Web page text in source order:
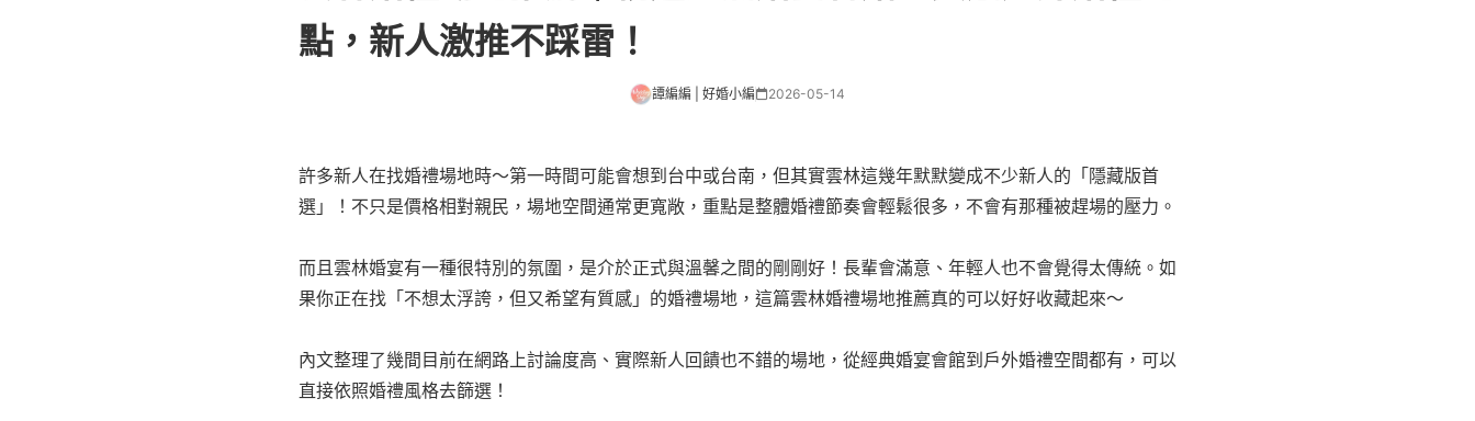
點，新人激推不踩雷！
譚編編 | 好婚小編 2026-05-14
許多新人在找婚禮場地時～第一時間可能會想到台中或台南，但其實雲林這幾年默默變成不少新人的「隱藏版首
選」！不只是價格相對親民，場地空間通常更寬敞，重點是整體婚禮節奏會輕鬆很多，不會有那種被趕場的壓力。
而且雲林婚宴有一種很特別的氛圍，是介於正式與溫馨之間的剛剛好！長輩會滿意、年輕人也不會覺得太傳統。如
果你正在找「不想太浮誇，但又希望有質感」的婚禮場地，這篇雲林婚禮場地推薦真的可以好好收藏起來～
內文整理了幾間目前在網路上討論度高、實際新人回饋也不錯的場地，從經典婚宴會館到戶外婚禮空間都有，可以
直接依照婚禮風格去篩選！